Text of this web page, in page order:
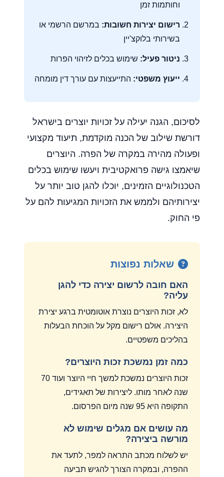
וחותמות זמן
רישום יצירות חשובות: במרשם הרשמי או
בשירותי בלוקצ'יין
ניטור פעיל: שימוש בכלים לזיהוי הפרות
ייעוץ משפטי: התייעצות עם עורך דין מומחה
לסיכום, הגנה יעילה על זכויות יוצרים בישראל
דורשת שילוב של הכנה מוקדמת, תיעוד מקצועי
ופעולה מהירה במקרה של הפרה. היוצרים
שיאמצו גישה פרואקטיבית ויעשו שימוש בכלים
הטכנולוגיים הזמינים, יוכלו להגן טוב יותר על
יצירותיהם ולממש את הזכויות המגיעות להם על
פי החוק.
שאלות נפוצות
האם חובה לרשום יצירה כדי להגן
עליה?
לא, זכות היוצרים נוצרת אוטומטית ברגע יצירת
היצירה. אולם רישום מקל על הוכחת הבעלות
בהליכים משפטיים.
כמה זמן נמשכת זכות היוצרים?
זכות היוצרים נמשכת למשך חיי היוצר ועוד 70
שנה לאחר מותו. ליצירות של תאגידים,
התקופה היא 95 שנה מיום הפרסום.
מה עושים אם מגלים שימוש לא
מורשה ביצירה?
יש לשלוח מכתב התראה למפר, לתעד את
ההפרה, ובמקרה הצורך להגיש תביעה